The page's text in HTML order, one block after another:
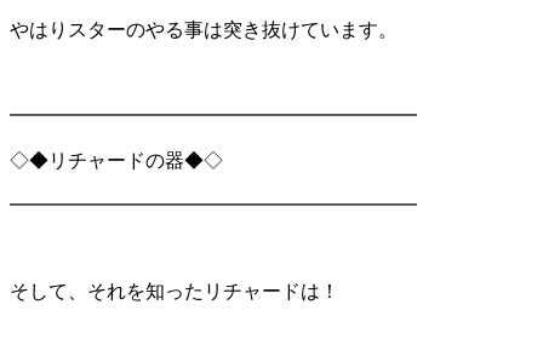
やはりスターのやる事は突き抜けています。
━━━━━━━━━━━━━━━━━━━━━
◇◆リチャードの器◆◇
━━━━━━━━━━━━━━━━━━━━━
そして、それを知ったリチャードは！